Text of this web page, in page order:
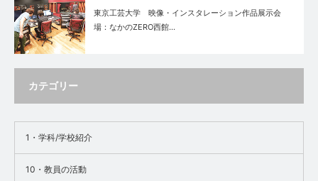
東京工芸大学 映像・インスタレーション作品展示会
場：なかのZERO西館…
カテゴリー
1・学科/学校紹介
10・教員の活動